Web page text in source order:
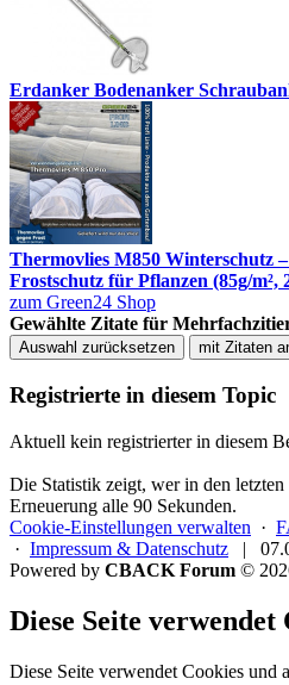
Erdanker Bodenanker
Thermovlies M850 Winterschutz
Frostschutz für Pflanzen (85g/m²,
zum Green24 Shop
Gewählte Zitate für
Auswahl zurücksetzen mit Zitaten
Registrierte in diesem Topic
Aktuell kein registrierter in diesem
Die Statistik zeigt, wer in den
Erneuerung alle 90 Sekunden.
Cookie-Einstellungen verwalten ·
· Impressum & Datenschutz |
Powered by CBACK Forum ©
Diese Seite verwendet
Diese Seite verwendet Cookies und